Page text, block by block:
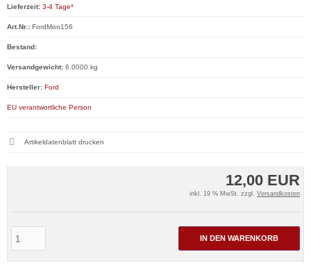
12,00 EUR
inkl. 19 % MwSt. zzgl. Versandkosten
IN DEN WARENKORB
Lieferzeit: 3-4 Tage*
Art.Nr.: FordMon156
Bestand:
Versandgewicht: 6.0000 kg
Hersteller: Ford
EU verantwortliche Person
Artikeldatenblatt drucken